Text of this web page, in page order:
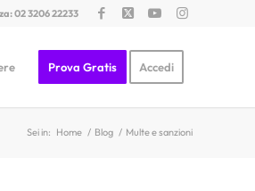
02 3206 22233
Prova Gratis Accedi
Sei in: Home / Blog / Multe e sanzioni